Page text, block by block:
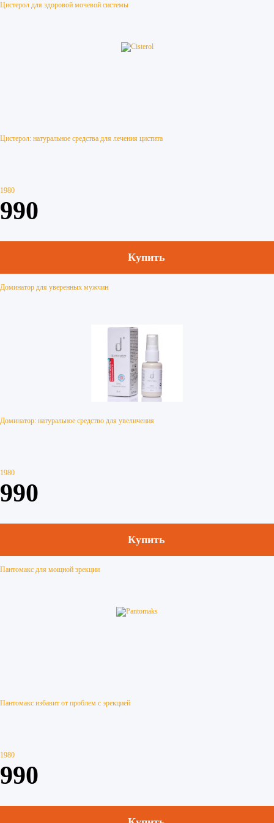
Цистерол для здоровой мочевой системы
Цистерол: натуральное средства для лечения цистита
1980
990
Купить
Доминатор для уверенных мужчин
Доминатор: натуральное средство для увеличения
1980
990
Купить
Пантомакс для мощной эрекции
Пантомакс избавит от проблем с эрекцией
1980
990